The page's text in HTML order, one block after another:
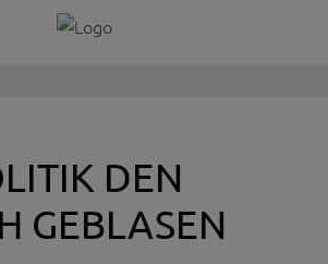
DEN
GEBLASEN